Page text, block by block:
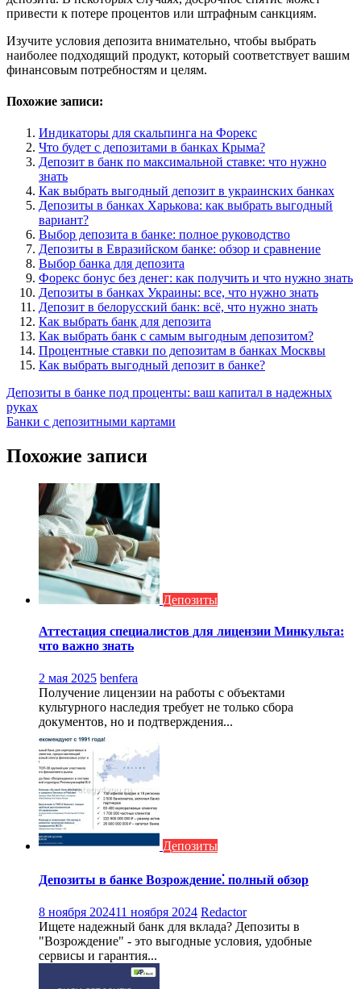
привести к потере процентов или штрафным санкциям.
Изучите условия депозита внимательно, чтобы выбрать
наиболее подходящий продукт, который соответствует вашим
финансовым потребностям и целям.
Похожие записи:
Индикаторы для скальпинга на Форекс
Что будет с депозитами в банках Крыма?
Депозит в банк по максимальной ставке: что нужно
знать
Как выбрать выгодный депозит в украинских банках
Депозиты в банках Харькова: как выбрать выгодный
вариант?
Выбор депозита в банке: полное руководство
Депозиты в Евразийском банке: обзор и сравнение
Выбор банка для депозита
Форекс бонус без денег: как получить и что нужно знать
Депозиты в банках Украины: все, что нужно знать
Депозит в белорусский банк: всё, что нужно знать
Как выбрать банк для депозита
Как выбрать банк с самым выгодным депозитом?
Процентные ставки по депозитам в банках Москвы
Как выбрать выгодный депозит в банке?
Навигация
по
Депозиты в банке под проценты: ваш капитал в надежных
руках
Банки с депозитными картами
Похожие записи
Депозиты
Аттестация специалистов для лицензии Минкульта:
что важно знать
2 мая 2025 benfera
Получение лицензии на работы с объектами
культурного наследия требует не только сбора
документов, но и подтверждения...
Депозиты
Депозиты в банке Возрождение⁚ полный обзор
8 ноября 202411 ноября 2024 Redactor
Ищете надежный банк для вклада? Депозиты в
"Возрождение" - это выгодные условия, удобные
сервисы и гарантия...